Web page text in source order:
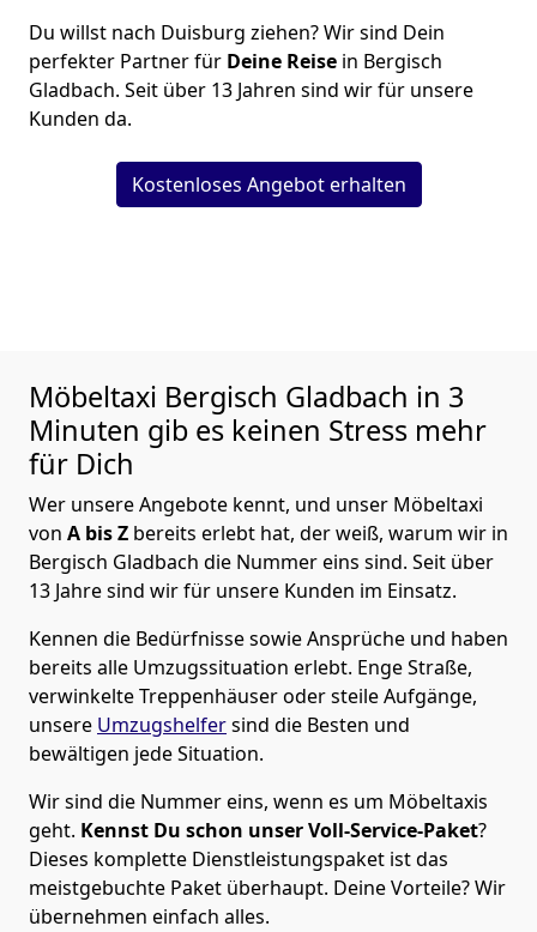
Du willst nach Duisburg ziehen? Wir sind Dein
perfekter Partner für Deine Reise in Bergisch
Gladbach. Seit über 13 Jahren sind wir für unsere
Kunden da.
Kostenloses Angebot erhalten
Möbeltaxi Bergisch Gladbach in 3
Minuten gib es keinen Stress mehr
für Dich
Wer unsere Angebote kennt, und unser Möbeltaxi
von A bis Z bereits erlebt hat, der weiß, warum wir in
Bergisch Gladbach die Nummer eins sind. Seit über
13 Jahre sind wir für unsere Kunden im Einsatz.
Kennen die Bedürfnisse sowie Ansprüche und haben
bereits alle Umzugssituation erlebt. Enge Straße,
verwinkelte Treppenhäuser oder steile Aufgänge,
unsere Umzugshelfersind die Besten und
bewältigen jede Situation.
Wir sind die Nummer eins, wenn es um Möbeltaxis
geht. Kennst Du schon unser Voll-Service-Paket?
Dieses komplette Dienstleistungspaket ist das
meistgebuchte Paket überhaupt. Deine Vorteile? Wir
übernehmen einfach alles.